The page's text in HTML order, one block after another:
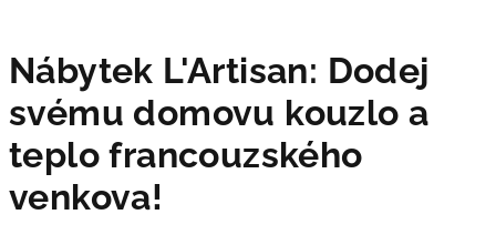
Nábytek L'Artisan: Dodej
svému domovu kouzlo a
teplo francouzského
venkova!